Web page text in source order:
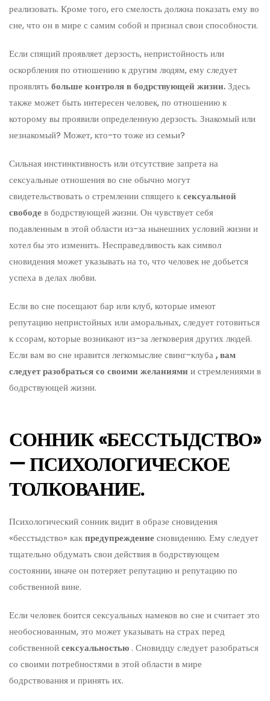
реализовать. Кроме того, его смелость должна показать ему во
сне, что он в мире с самим собой и признал свои способности.
Если спящий проявляет дерзость, непристойность или
оскорбления по отношению к другим людям, ему следует
проявлятьбольше контроля в бодрствующей жизни.Здесь
также может быть интересен человек, по отношению к
которому вы проявили определенную дерзость. Знакомый или
незнакомый? Может, кто-то тоже из семьи?
Сильная инстинктивность или отсутствие запрета на
сексуальные отношения во сне обычно могут
свидетельствовать о стремлении спящего ксексуальной
свободев бодрствующей жизни. Он чувствует себя
подавленным в этой области из-за нынешних условий жизни и
хотел бы это изменить. Несправедливость как символ
сновидения может указывать на то, что человек не добьется
успеха в делах любви.
Если во сне посещают бар или клуб, которые имеют
репутацию непристойных или аморальных, следует готовиться
к ссорам, которые возникают из-за легковерия других людей.
Если вам во сне нравится легкомыслие свинг-клуба, вам
следует разобраться со своими желаниями и стремлениями в
бодрствующей жизни.
СОННИК «БЕССТЫДСТВО»
— ПСИХОЛОГИЧЕСКОЕ
ТОЛКОВАНИЕ.
Психологический сонник видит в образе сновидения
«бесстыдство» какпредупреждениесновидению. Ему следует
тщательно обдумать свои действия в бодрствующем
состоянии, иначе он потеряет репутацию и репутацию по
собственной вине.
Если человек боится сексуальных намеков во сне и считает это
необоснованным, это может указывать на страх перед
собственнойсексуальностью . Сновидцу следует разобраться
со своими потребностями в этой области в мире
бодрствования и принять их.